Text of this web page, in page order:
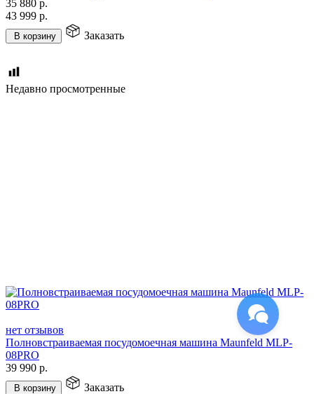
35 880 р.
43 999 р.
В корзину Заказать
Недавно просмотренные
нет отзывов
Полновстраиваемая посудомоечная машина Maunfeld MLP-
08PRO
39 990 р.
В корзину Заказать